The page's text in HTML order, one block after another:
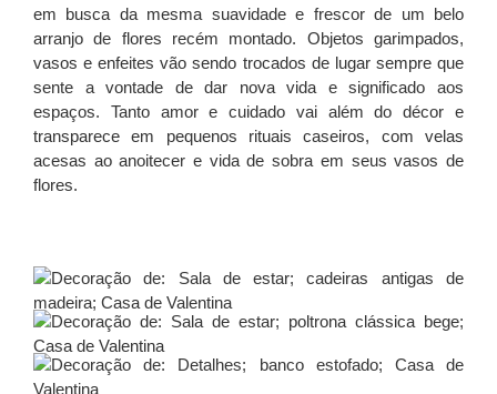
em busca da mesma suavidade e frescor de um belo
arranjo de flores recém montado. Objetos garimpados,
vasos e enfeites vão sendo trocados de lugar sempre que
sente a vontade de dar nova vida e significado aos
espaços. Tanto amor e cuidado vai além do décor e
transparece em pequenos rituais caseiros, com velas
acesas ao anoitecer e vida de sobra em seus vasos de
flores.